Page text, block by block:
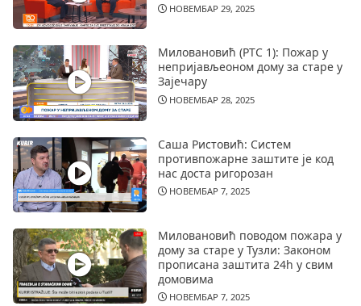
НОВЕМБАР 29, 2025
Миловановић (РТС 1): Пожар у
непријављеоном дому за старе у
Зајечару
НОВЕМБАР 28, 2025
Саша Ристовић: Систем
противпожарне заштите је код
нас доста ригорозан
НОВЕМБАР 7, 2025
Миловановић поводом пожара у
дому за старе у Тузли: Законом
прописана заштита 24h у свим
домовима
НОВЕМБАР 7, 2025